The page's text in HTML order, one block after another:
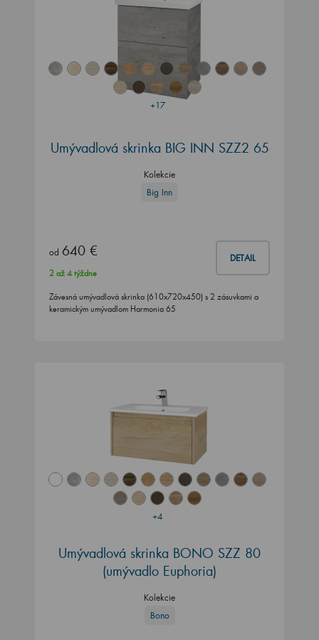
+17
Umývadlová skrinka BIG INN SZZ2 65
Kolekcie
Big Inn
od 640 € DETAIL
2 až 4 týždne
Závesná umývadlová skrinka (610x720x450) s 2 zásuvkami a
keramickým umývadlom Harmonia 65
+4
Umývadlová skrinka BONO SZZ 80
(umývadlo Euphoria)
Kolekcie
Bono